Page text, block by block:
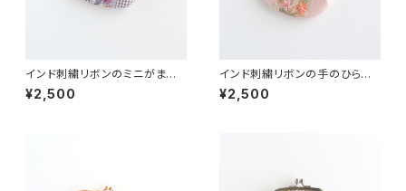
インド刺繍リボンのミニがま
口 チェック
¥2,500
インド刺繍リボンの手のひらが
ま口ポーチ ピンク
¥2,500